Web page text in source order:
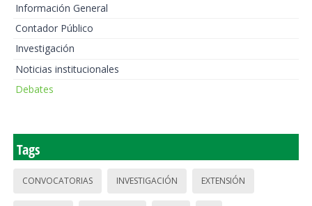
Información General
Contador Público
Investigación
Noticias institucionales
Debates
Tags
CONVOCATORIAS INVESTIGACIÓN EXTENSIÓN